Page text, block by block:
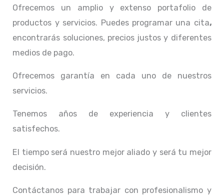
Ofrecemos un amplio y extenso portafolio de
productos y servicios. Puedes programar una cita,
encontrarás soluciones, precios justos y diferentes
medios de pago.
Ofrecemos garantía en cada uno de nuestros
servicios.
Tenemos años de experiencia y clientes
satisfechos.
El tiempo será nuestro mejor aliado y será tu mejor
decisión.
Contáctanos para trabajar con profesionalismo y